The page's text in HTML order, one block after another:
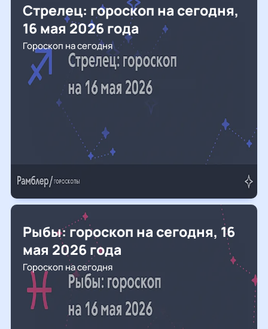
Стрелец: гороскоп на сегодня,
16 мая 2026 года
Гороскоп на сегодня
Рыбы: гороскоп на сегодня, 16
мая 2026 года
Гороскоп на сегодня